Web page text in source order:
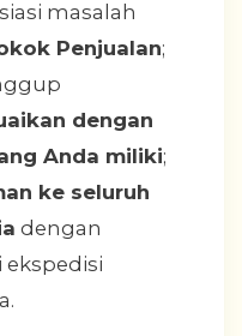
masalah
Penjualan;
dengan
Anda miliki;
ke seluruh
dengan
ekspedisi